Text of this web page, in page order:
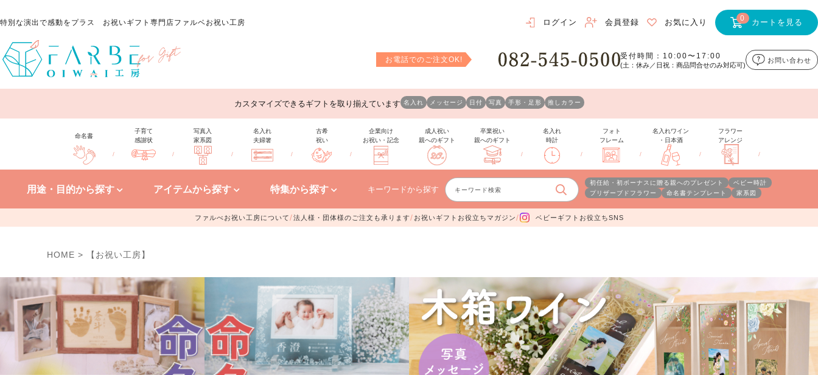
特別な演出で感動をプラス お祝いギフト専門店ファルベお祝い工房 ログイン 会員登録 お気に入り 0 カートを見る
お電話でのご注文OK! 受付時間：10:00〜17:00
(土：休み／日祝：商品問合せのみ対応可)
お問い合わせ
カスタマイズできるギフトを取り揃えています 名入れ メッセージ 日付 写真 手形・足形 推しカラー
命名書
/
子育て
感謝状
/
写真入
家系図
/
名入れ
夫婦箸
/
古希
祝い
/
企業向け
お祝い・記念
成人祝い
親へのギフト
卒業祝い
親へのギフト
/
名入れ
時計
/
フォト
フレーム
/
名入れワイン
・日本酒
/
フラワー
アレンジ
/
用途・目的から探す アイテムから探す 特集から探す キーワードから探す
初任給・初ボーナスに贈る親へのプレゼント
ベビー時計
プリザーブドフラワー
命名書テンプレート 家系図
ファルべお祝い工房について/法人様・団体様のご注文も承ります/ お祝いギフトお役立ちマガジン/ ベビーギフトお役立ちSNS
HOME 【お祝い工房】